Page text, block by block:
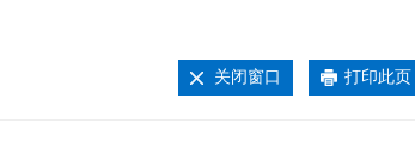
关闭窗口 打印此页